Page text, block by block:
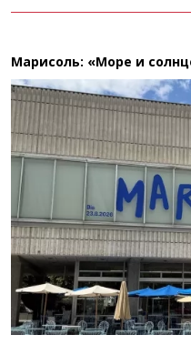
Марисоль: «Море и